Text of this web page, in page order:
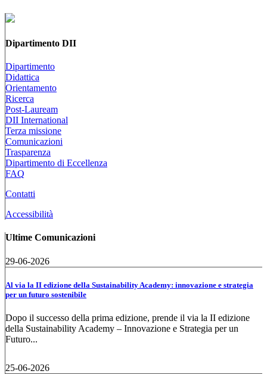
Dipartimento DII
Dipartimento
Didattica
Orientamento
Ricerca
Post-Lauream
DII International
Terza missione
Comunicazioni
Trasparenza
Dipartimento di Eccellenza
FAQ
Contatti
Accessibilità
Ultime Comunicazioni
29-06-2026
Al via la II edizione della Sustainability Academy: innovazione e strategia
per un futuro sostenibile
Dopo il successo della prima edizione, prende il via la II edizione
della Sustainability Academy – Innovazione e Strategia per un
Futuro...
25-06-2026